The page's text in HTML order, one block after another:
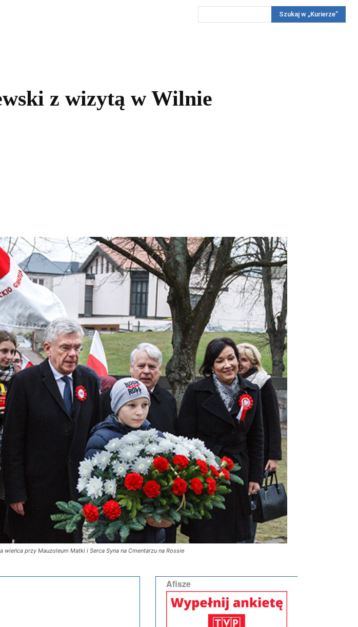
Reportaż KonkursyWięcej
Szukaj w „Kurierze”
z wizytą w Wilnie
wieńca przy Mauzoleum Matki i Serca Syna na Cmentarzu na Rossie
Afisze